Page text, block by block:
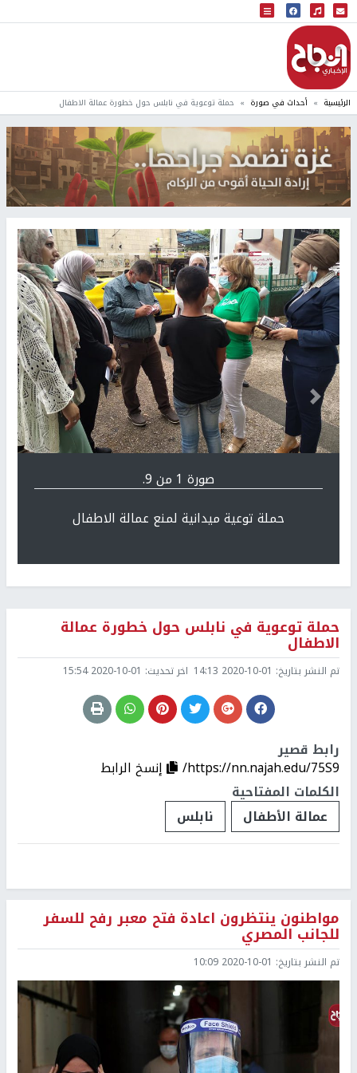
البث المباشر
إذاعة النجاح
الرئيسية أحداث في صورة حملة توعوية في نابلس حول خطورة عمالة الاطفال
صورة 1 من 9.
حملة توعية ميدانية لمنع عمالة الاطفال
Previous التالي
حملة توعوية في نابلس حول خطورة عمالة
الاطفال
تم النشر بتاريخ: 2020-10-01 14:13 اخر تحديث: 2020-10-01 15:54
رابط قصير
https://nn.najah.edu/75S9/
إنسخ الرابط
الكلمات المفتاحية
عمالة الأطفال
نابلس
مواطنون ينتظرون اعادة فتح معبر رفح للسفر
للجانب المصري
تم النشر بتاريخ: 2020-10-01 10:09